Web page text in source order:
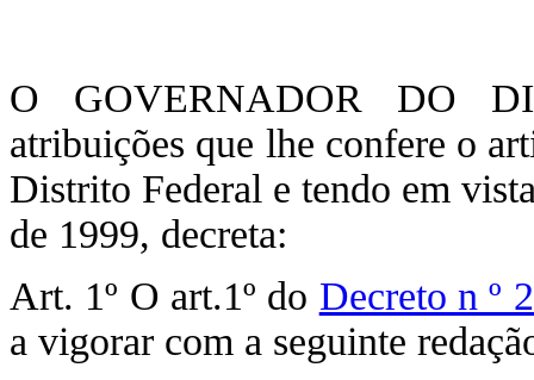
O GOVERNADOR DO
atribuições que lhe confere o
Distrito Federal e tendo em
de 1999, decreta:
Art. 1º O art.1º do Decreto n º
a vigorar com a seguinte